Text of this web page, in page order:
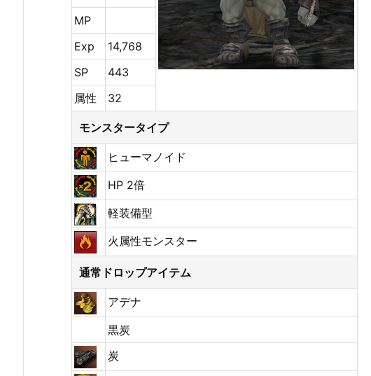
MP
Exp
14,768
SP
443
属性
32
モンスタータイプ
ヒューマノイド
HP 2倍
軽装備型
火属性モンスター
通常ドロップアイテム
アデナ
黒炭
炭